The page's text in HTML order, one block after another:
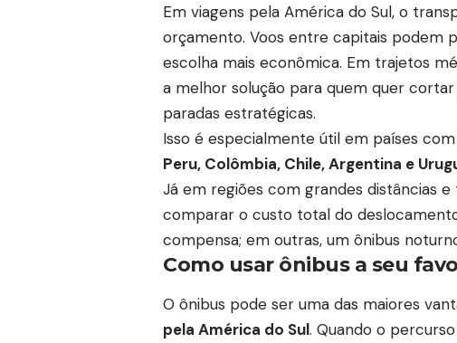
Em viagens pela América do Sul, o
orçamento. Voos entre capitais podem
escolha mais econômica. Em trajetos
a melhor solução para quem quer
paradas estratégicas.
Isso é especialmente útil em países
Peru, Colômbia, Chile, Argentina e
Já em regiões com grandes distâncias
comparar o custo total do
compensa; em outras, um ônibus
Como usar ônibus a seu
O ônibus pode ser uma das maiores
pela América do Sul. Quando o